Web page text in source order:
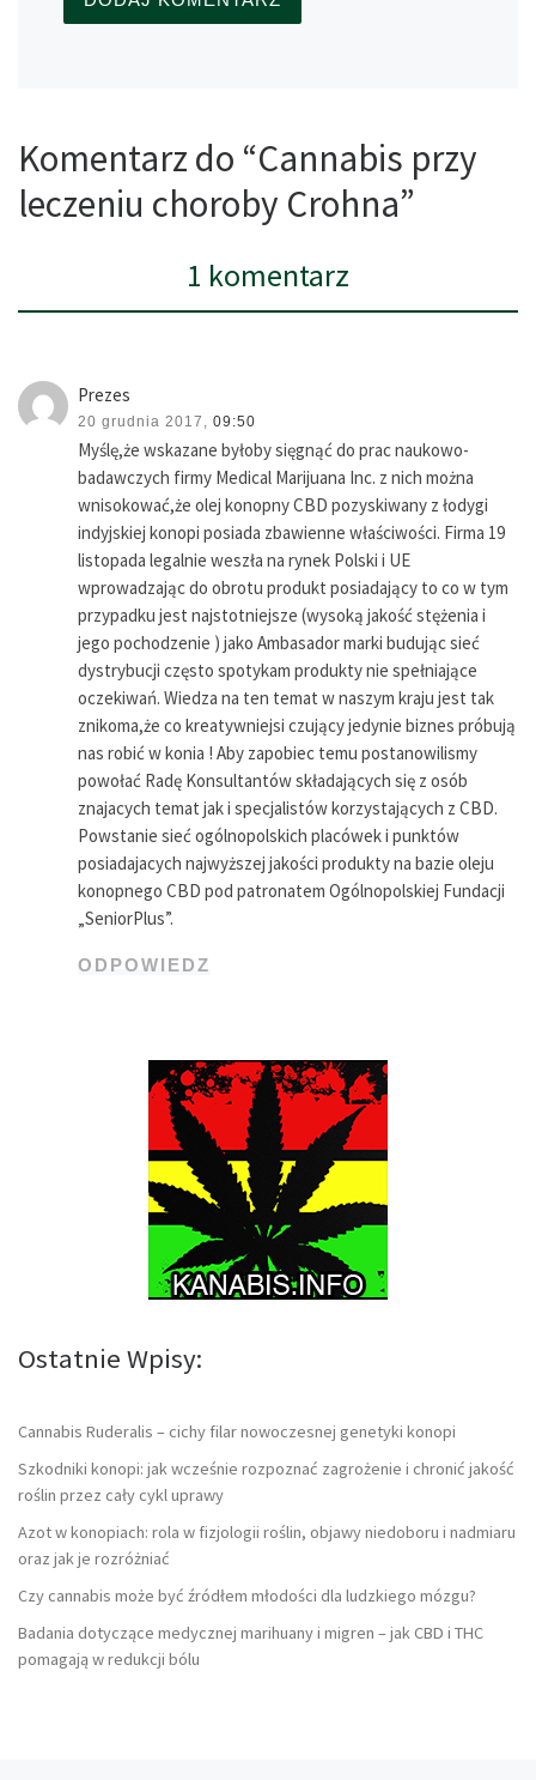
Komentarz do “Cannabis przy
leczeniu choroby Crohna”
1 komentarz
Prezes
20 grudnia 2017, 09:50
Myślę,że wskazane byłoby sięgnąć do prac naukowo-
badawczych firmy Medical Marijuana Inc. z nich można
wnisokować,że olej konopny CBD pozyskiwany z łodygi
indyjskiej konopi posiada zbawienne właściwości. Firma 19
listopada legalnie weszła na rynek Polski i UE
wprowadzając do obrotu produkt posiadający to co w tym
przypadku jest najstotniejsze (wysoką jakość stężenia i
jego pochodzenie ) jako Ambasador marki budując sieć
dystrybucji często spotykam produkty nie spełniające
oczekiwań. Wiedza na ten temat w naszym kraju jest tak
znikoma,że co kreatywniejsi czujący jedynie biznes próbują
nas robić w konia ! Aby zapobiec temu postanowilismy
powołać Radę Konsultantów składających się z osób
znajacych temat jak i specjalistów korzystających z CBD.
Powstanie sieć ogólnopolskich placówek i punktów
posiadajacych najwyższej jakości produkty na bazie oleju
konopnego CBD pod patronatem Ogólnopolskiej Fundacji
„SeniorPlus”.
ODPOWIEDZ
Ostatnie Wpisy:
Cannabis Ruderalis – cichy filar nowoczesnej genetyki konopi
Szkodniki konopi: jak wcześnie rozpoznać zagrożenie i chronić jakość
roślin przez cały cykl uprawy
Azot w konopiach: rola w fizjologii roślin, objawy niedoboru i nadmiaru
oraz jak je rozróżniać
Czy cannabis może być źródłem młodości dla ludzkiego mózgu?
Badania dotyczące medycznej marihuany i migren – jak CBD i THC
pomagają w redukcji bólu